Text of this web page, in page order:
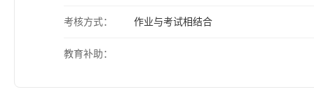
考核方式： 作业与考试相结合
教育补助：